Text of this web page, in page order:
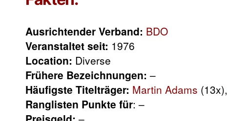
Ausrichtender Verband: BDO
Veranstaltet seit: 1976
Location: Diverse
Frühere Bezeichnungen: –
Häufigste Titelträger: Martin Adams (13x),
Ranglisten Punkte für: –